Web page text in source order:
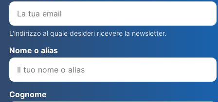
L'indirizzo al quale desideri ricevere la newsletter.
Nome o alias
Cognome